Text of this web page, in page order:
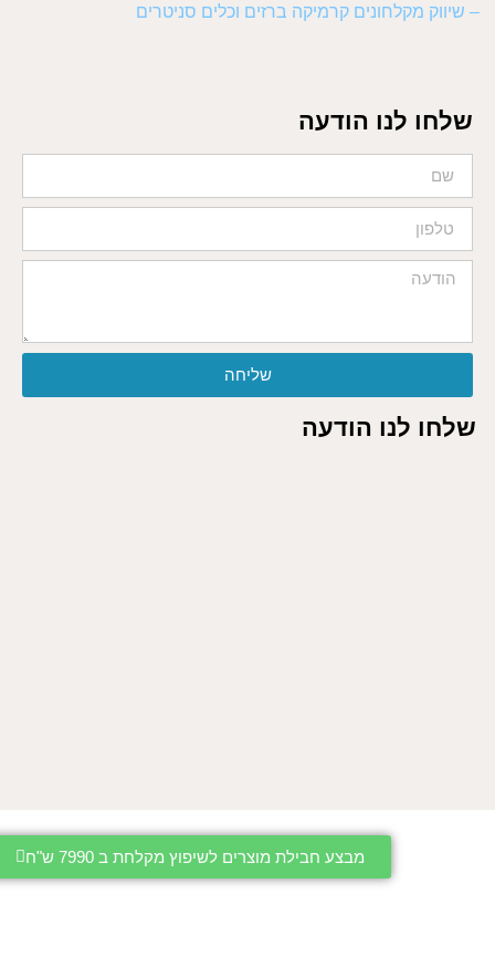
מבצע חבילת מוצרים לשיפוץ מקלחת ב 7990 ש"ח
– שיווק מקלחונים קרמיקה ברזים וכלים סניטרים
שלחו לנו הודעה
שליחה
שלחו לנו הודעה